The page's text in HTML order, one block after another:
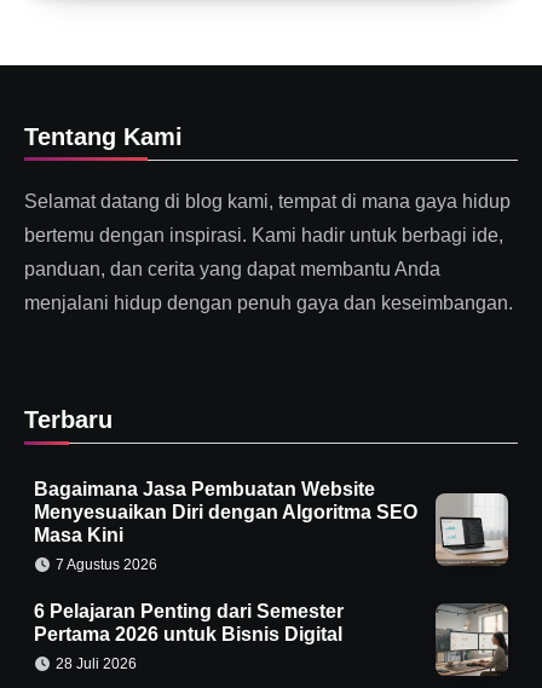
Tentang Kami
Selamat datang di blog kami, tempat di mana gaya hidup
bertemu dengan inspirasi. Kami hadir untuk berbagi ide,
panduan, dan cerita yang dapat membantu Anda
menjalani hidup dengan penuh gaya dan keseimbangan.
Terbaru
Bagaimana Jasa Pembuatan Website
Menyesuaikan Diri dengan Algoritma SEO
Masa Kini
7 Agustus 2026
6 Pelajaran Penting dari Semester
Pertama 2026 untuk Bisnis Digital
28 Juli 2026